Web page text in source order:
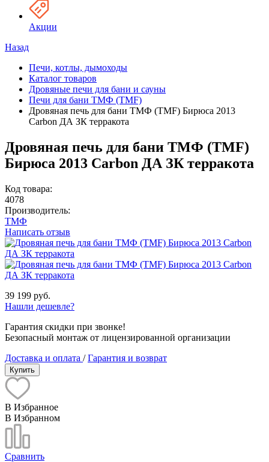
Акции
Назад
Печи, котлы, дымоходы
Каталог товаров
Дровяные печи для бани и сауны
Печи для бани ТМФ (TMF)
Дровяная печь для бани ТМФ (TMF) Бирюса 2013
Carbon ДА ЗК терракота
Дровяная печь для бани ТМФ (TMF)
Бирюса 2013 Carbon ДА ЗК терракота
Код товара:
4078
Производитель:
ТМФ
Написать отзыв
39 199 руб.
Нашли дешевле?
Гарантия скидки при звонке!
Безопасный монтаж от лицензированной организации
Доставка и оплата /Гарантия и возврат
Купить
В Избранное
В Избранном
Сравнить